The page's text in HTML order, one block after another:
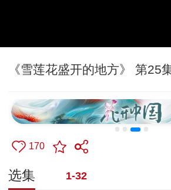
《雪莲花盛开的地方》 第25
170
选集 1-32